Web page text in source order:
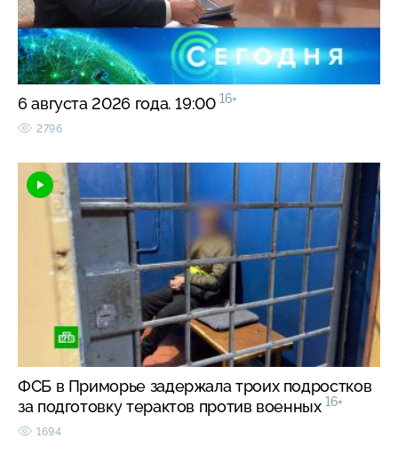
6 августа 2026 года. 19:00 16+
2796
ФСБ в Приморье задержала троих подростков
за подготовку терактов против военных 16+
1694